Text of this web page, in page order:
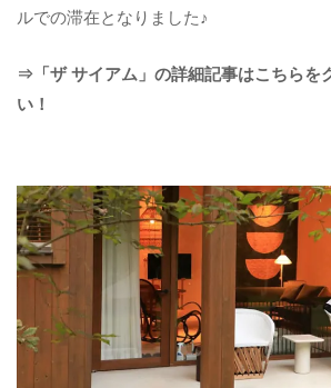
ルでの滞在となりました♪
⇒「ザ サイアム」の詳細記事はこちらを
い！